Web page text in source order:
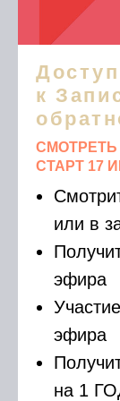
к
СМОТРЕТЬ
СТАРТ 17
или в
эфира
эфира
на 1